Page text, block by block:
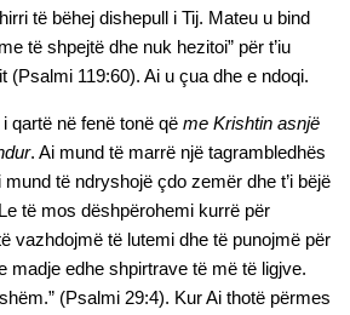
të bëhej dishepull i Tij. Mateu u bind
të shpejtë dhe nuk hezitoi” për t’iu
(Psalmi 119:60). Ai u çua dhe e ndoqi.
qartë në fenë tonë që me Krishtin asnjë
. Ai mund të marrë një tagrambledhës
të ndryshojë çdo zemër dhe t’i bëjë
të mos dëshpërohemi kurrë për
vazhdojmë të lutemi dhe të punojmë për
madje edhe shpirtrave të më të ligjve.
(Psalmi 29:4). Kur Ai thotë përmes